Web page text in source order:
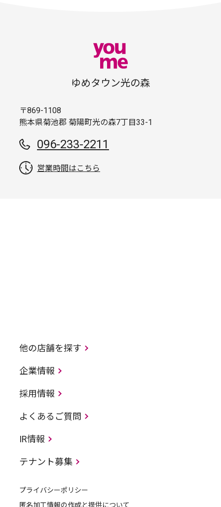
ゆめタウン光の森
〒869-1108
熊本県菊池郡 菊陽町光の森7丁目33-1
096-233-2211
営業時間はこちら
他の店舗を探す
企業情報
採用情報
よくあるご質問
IR情報
テナント募集
プライバシーポリシー
匿名加工情報の作成と提供について